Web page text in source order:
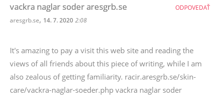
vackra naglar soder aresgrb.se
aresgrb.se, 14. 7. 2020 2:08
It's amazing to pay a visit this web site and reading the
views of all friends about this piece of writing, while I am
also zealous of getting familiarity. racir.aresgrb.se/skin-
care/vackra-naglar-soeder.php vackra naglar soder
ODPOVEDAŤ